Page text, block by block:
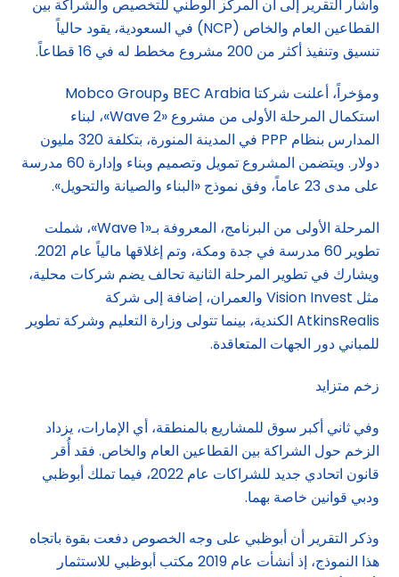
وأشار التقرير إلى أن المركز الوطني للتخصيص والشراكة بين
القطاعين العام والخاص (NCP) في السعودية، يقود حالياً
تنسيق وتنفيذ أكثر من 200 مشروع مخطط له في 16 قطاعاً.
ومؤخراً، أعلنت شركتا BEC Arabia وMobco Group
استكمال المرحلة الأولى من مشروع «Wave 2»، لبناء
المدارس بنظام PPP في المدينة المنورة، بتكلفة 320 مليون
دولار. ويتضمن المشروع تمويل وتصميم وبناء وإدارة 60 مدرسة
على مدى 23 عاماً، وفق نموذج «البناء والصيانة والتحويل».
المرحلة الأولى من البرنامج، المعروفة بـ«Wave 1»، شملت
تطوير 60 مدرسة في جدة ومكة، وتم إغلاقها مالياً عام 2021.
ويشارك في تطوير المرحلة الثانية تحالف يضم شركات محلية،
مثل Vision Invest والعمران، إضافة إلى شركة
AtkinsRealis الكندية، بينما تتولى وزارة التعليم وشركة تطوير
للمباني دور الجهات المتعاقدة.
زخم متزايد
وفي ثاني أكبر سوق للمشاريع بالمنطقة، أي الإمارات، يزداد
الزخم حول الشراكة بين القطاعين العام والخاص. فقد أُقر
قانون اتحادي جديد للشراكات عام 2022، فيما تملك أبوظبي
ودبي قوانين خاصة بهما.
وذكر التقرير أن أبوظبي على وجه الخصوص دفعت بقوة باتجاه
هذا النموذج، إذ أنشأت عام 2019 مكتب أبوظبي للاستثمار